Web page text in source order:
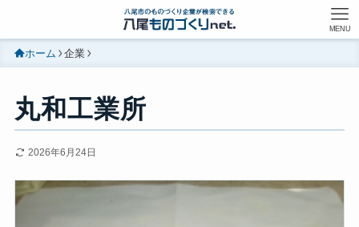
MENU
ホーム 企業
丸和工業所
2026年6月24日